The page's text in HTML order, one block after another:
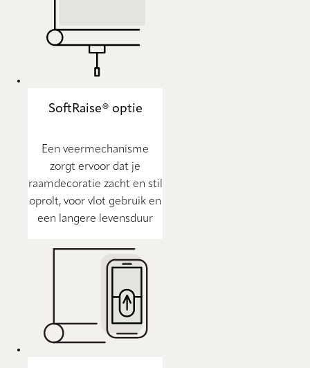
SoftRaise® optie
Een veermechanisme
zorgt ervoor dat je
raamdecoratie zacht en stil
oprolt, voor vlot gebruik en
een langere levensduur